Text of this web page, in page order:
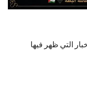
التي ظهر فيها